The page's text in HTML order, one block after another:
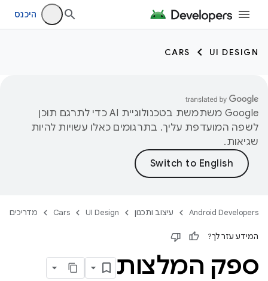
היכנס
UI DESIGN
CARS
‫Google משתמשת בטכנולוגיית AI כדי לתרגם תוכן
לשפה המועדפת עליך. בתרגומים כאלו עשויות להיות
שגיאות.
Android Developers עיצוב ותכנון UI Design
Cars מדריכים
המידע עזר לך?
ספק המלצות